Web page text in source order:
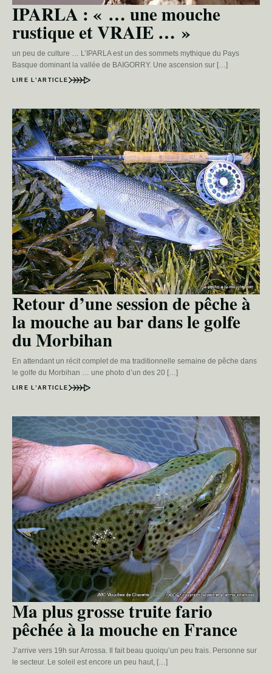
IPARLA : « … une mouche
rustique et VRAIE … »
un peu de culture … L’IPARLA est un des sommets mythique du Pays
Basque dominant la vallée de BAIGORRY. Une ascension sur […]
LIRE L’ARTICLE
Retour d’une session de pêche à
la mouche au bar dans le golfe
du Morbihan
En attendant un récit complet de ma traditionnelle semaine de pêche dans
le golfe du Morbihan … une photo d’un des 20 […]
LIRE L’ARTICLE
Ma plus grosse truite fario
pêchée à la mouche en France
J’arrive vers 19h sur Arrossa. Il fait beau quoiqu’un peu frais. Personne sur
le secteur. Le soleil est encore un peu haut, […]